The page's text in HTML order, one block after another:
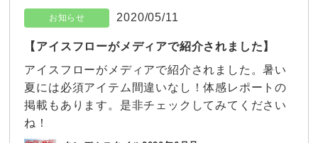
お知らせ 2020/05/11
【アイスフローがメディアで紹介されました】
アイスフローがメディアで紹介されました。暑い
夏には必須アイテム間違いなし！体感レポートの
掲載もあります。是非チェックしてみてください
ね！
タンデムスタイル2020年6月号